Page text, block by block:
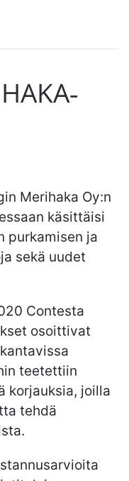
Merihaka Oy:n
käsittäisi
purkamisen ja
sekä uudet
Contesta
osoittivat
teetettiin
korjauksia, joilla
tehdä